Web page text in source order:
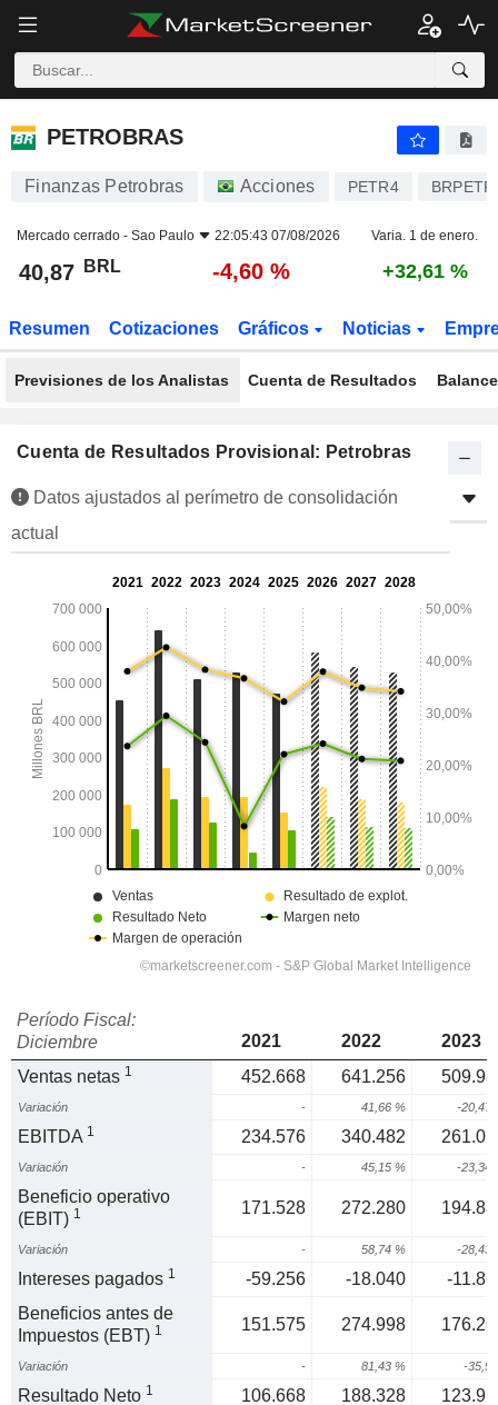
PETROBRAS
PETROBRAS
Finanzas Petrobras Acciones PETR4
Mercado cerrado - Sao Paulo 22:05:43 07/08/2026 Varia. 1 de enero.
40,87 BRL -4,60 % +32,61 %
Resumen Cotizaciones Gráficos Noticias
Previsiones de los Analistas Cuenta de Resultados Balance
Cuenta de Resultados Provisional: Petrobras
Datos ajustados al perímetro de consolidación
actual
Período Fiscal:
Diciembre
2021 2022
2023
Ventas netas 1 452.668 641.256
Variación - 41,66 % -20,47
EBITDA 1 234.576 340.482
Variación - 45,15 % -23,34
Beneficio operativo
(EBIT) 1 171.528 272.280
Variación - 58,74 % -28,43
Intereses pagados 1 -59.256 -18.040
-
Beneficios antes de
Impuestos (EBT) 1 151.575 274.998
Variación - 81,43 % -35,9
Resultado Neto 1 106.668 188.328